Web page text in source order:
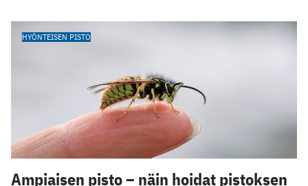
HYÖNTEISEN PISTO
Ampiaisen pisto – näin hoidat pistoksen